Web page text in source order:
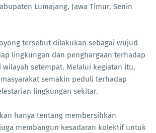
Lumajang, Jawa Timur, Senin
tersebut dilakukan sebagai wujud
lingkungan dan penghargaan terhadap
setempat. Melalui kegiatan itu,
semakin peduli terhadap
lingkungan sekitar.
hanya tentang membersihkan
membangun kesadaran kolektif untuk